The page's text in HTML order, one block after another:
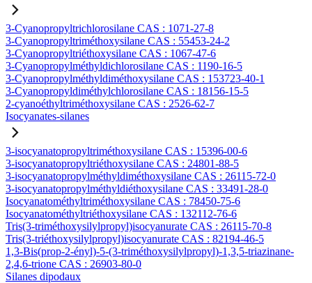
3-Cyanopropyltrichlorosilane CAS : 1071-27-8
3-Cyanopropyltriméthoxysilane CAS : 55453-24-2
3-Cyanopropyltriéthoxysilane CAS : 1067-47-6
3-Cyanopropylméthyldichlorosilane CAS : 1190-16-5
3-Cyanopropylméthyldiméthoxysilane CAS : 153723-40-1
3-Cyanopropyldiméthylchlorosilane CAS : 18156-15-5
2-cyanoéthyltriméthoxysilane CAS : 2526-62-7
Isocyanates-silanes
3-isocyanatopropyltriméthoxysilane CAS : 15396-00-6
3-isocyanatopropyltriéthoxysilane CAS : 24801-88-5
3-isocyanatopropylméthyldiméthoxysilane CAS : 26115-72-0
3-isocyanatopropylméthyldiéthoxysilane CAS : 33491-28-0
Isocyanatométhyltriméthoxysilane CAS : 78450-75-6
Isocyanatométhyltriéthoxysilane CAS : 132112-76-6
Tris(3-triméthoxysilylpropyl)isocyanurate CAS : 26115-70-8
Tris(3-triéthoxysilylpropyl)isocyanurate CAS : 82194-46-5
1,3-Bis(prop-2-ényl)-5-(3-triméthoxysilylpropyl)-1,3,5-triazinane-
2,4,6-trione CAS : 26903-80-0
Silanes dipodaux